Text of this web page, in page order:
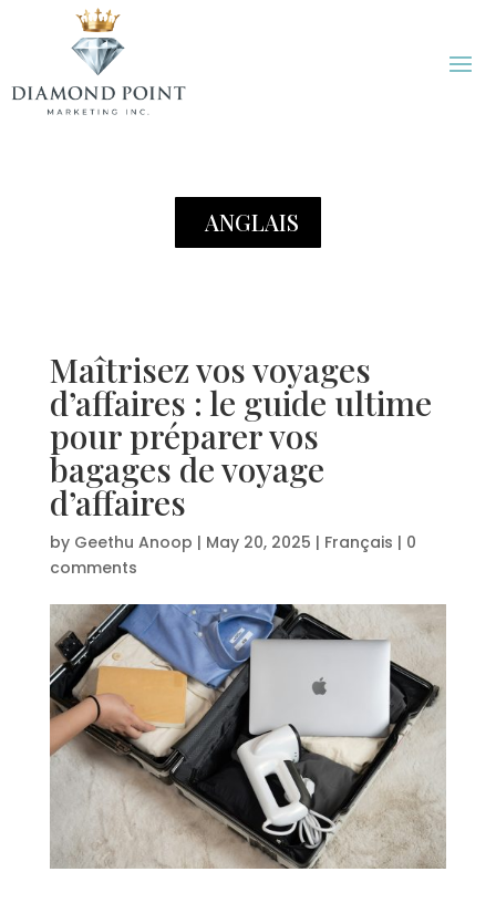
ANGLAIS
Maîtrisez vos voyages
d’affaires : le guide ultime
pour préparer vos
bagages de voyage
d’affaires
by Geethu Anoop | May 20, 2025 | Français | 0
comments